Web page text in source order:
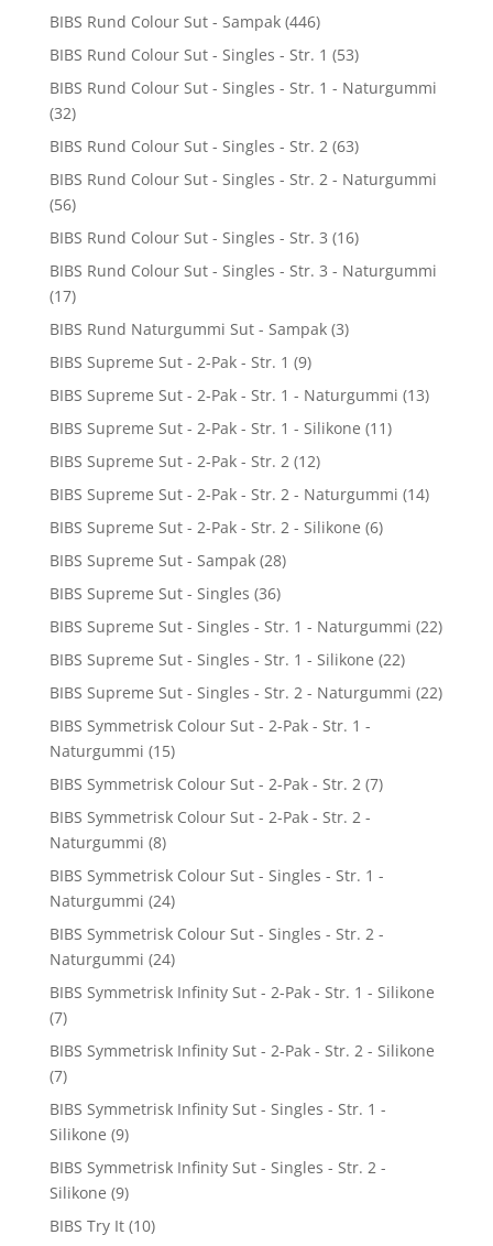
BIBS Rund Colour Sut - Sampak (446)
BIBS Rund Colour Sut - Singles - Str. 1 (53)
BIBS Rund Colour Sut - Singles - Str. 1 - Naturgummi
(32)
BIBS Rund Colour Sut - Singles - Str. 2 (63)
BIBS Rund Colour Sut - Singles - Str. 2 - Naturgummi
(56)
BIBS Rund Colour Sut - Singles - Str. 3 (16)
BIBS Rund Colour Sut - Singles - Str. 3 - Naturgummi
(17)
BIBS Rund Naturgummi Sut - Sampak (3)
BIBS Supreme Sut - 2-Pak - Str. 1 (9)
BIBS Supreme Sut - 2-Pak - Str. 1 - Naturgummi (13)
BIBS Supreme Sut - 2-Pak - Str. 1 - Silikone (11)
BIBS Supreme Sut - 2-Pak - Str. 2 (12)
BIBS Supreme Sut - 2-Pak - Str. 2 - Naturgummi (14)
BIBS Supreme Sut - 2-Pak - Str. 2 - Silikone (6)
BIBS Supreme Sut - Sampak (28)
BIBS Supreme Sut - Singles (36)
BIBS Supreme Sut - Singles - Str. 1 - Naturgummi (22)
BIBS Supreme Sut - Singles - Str. 1 - Silikone (22)
BIBS Supreme Sut - Singles - Str. 2 - Naturgummi (22)
BIBS Symmetrisk Colour Sut - 2-Pak - Str. 1 -
Naturgummi (15)
BIBS Symmetrisk Colour Sut - 2-Pak - Str. 2 (7)
BIBS Symmetrisk Colour Sut - 2-Pak - Str. 2 -
Naturgummi (8)
BIBS Symmetrisk Colour Sut - Singles - Str. 1 -
Naturgummi (24)
BIBS Symmetrisk Colour Sut - Singles - Str. 2 -
Naturgummi (24)
BIBS Symmetrisk Infinity Sut - 2-Pak - Str. 1 - Silikone
(7)
BIBS Symmetrisk Infinity Sut - 2-Pak - Str. 2 - Silikone
(7)
BIBS Symmetrisk Infinity Sut - Singles - Str. 1 -
Silikone (9)
BIBS Symmetrisk Infinity Sut - Singles - Str. 2 -
Silikone (9)
BIBS Try It (10)